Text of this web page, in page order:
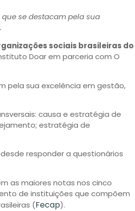
se destacam pela sua
sociais brasileiras do
Doar em parceria com O
pela sua excelência em gestão,
causa e estratégia de
estratégia de
responder a questionários
as maiores notas nos cinco
de instituições que compõem
(Fecap).